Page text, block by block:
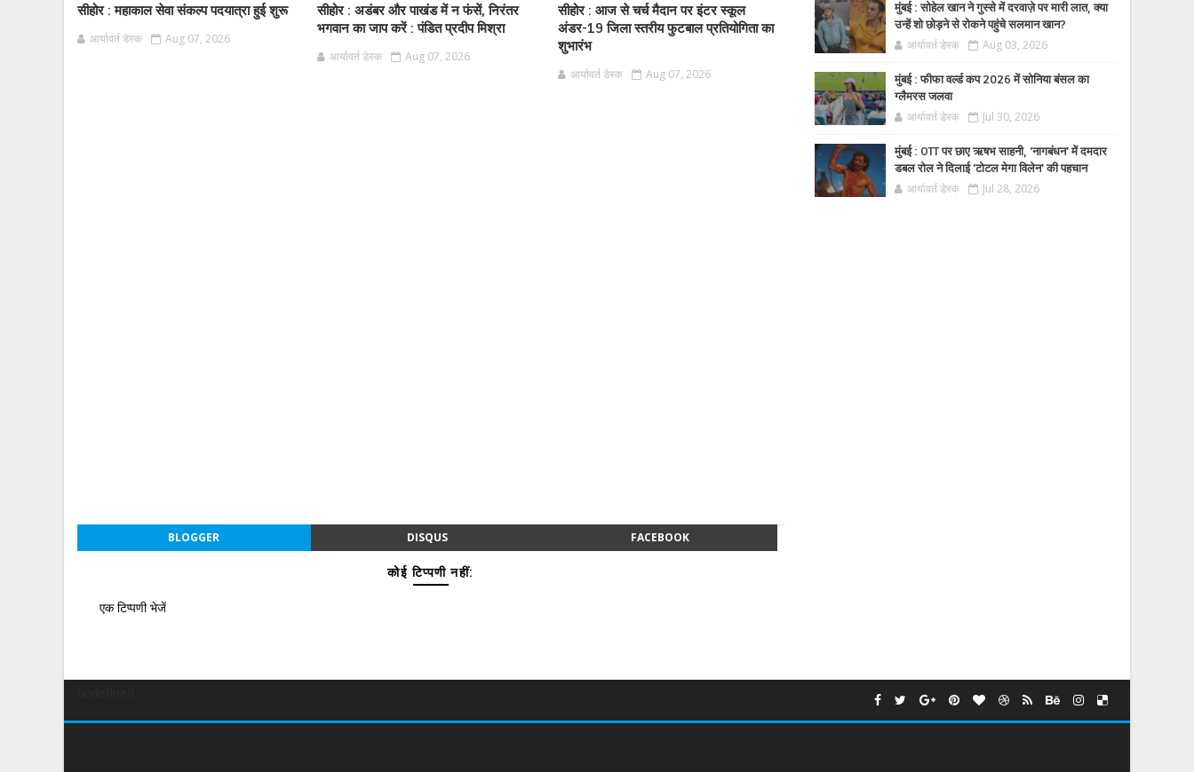
सीहोर : महाकाल सेवा संकल्प पदयात्रा हुई शुरू
आर्यावर्त डेस्क Aug 07, 2026
सीहोर : अडंबर और पाखंड में न फंसें, निरंतर
भगवान का जाप करें : पंडित प्रदीप मिश्रा
आर्यावर्त डेस्क Aug 07, 2026
सीहोर : आज से चर्च मैदान पर इंटर स्कूल
अंडर-19 जिला स्तरीय फुटबाल प्रतियोगिता का
शुभारंभ
आर्यावर्त डेस्क Aug 07, 2026
BLOGGER DISQUS FACEBOOK
कोई टिप्पणी नहीं:
एक टिप्पणी भेजें
मुंबई : सोहेल खान ने गुस्से में दरवाज़े पर मारी लात, क्या
उन्हें शो छोड़ने से रोकने पहुंचे सलमान खान?
आर्यावर्त डेस्क Aug 03, 2026
मुंबई : फीफा वर्ल्ड कप 2026 में सोनिया बंसल का
ग्लैमरस जलवा
आर्यावर्त डेस्क Jul 30, 2026
मुंबई : OTT पर छाए ऋषभ साहनी, 'नागबंधन' में दमदार
डबल रोल ने दिलाई 'टोटल मेगा विलेन' की पहचान
आर्यावर्त डेस्क Jul 28, 2026